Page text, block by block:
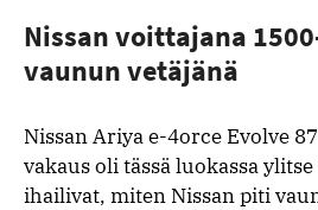
Nissan voittajana
vaunun vetäjänä
Nissan Ariya e-4orce Evolve
vakaus oli tässä luokassa
ihailivat, miten Nissan piti